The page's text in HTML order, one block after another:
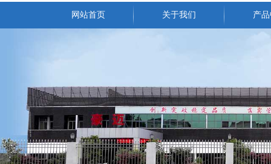
网站首页 关于我们 产